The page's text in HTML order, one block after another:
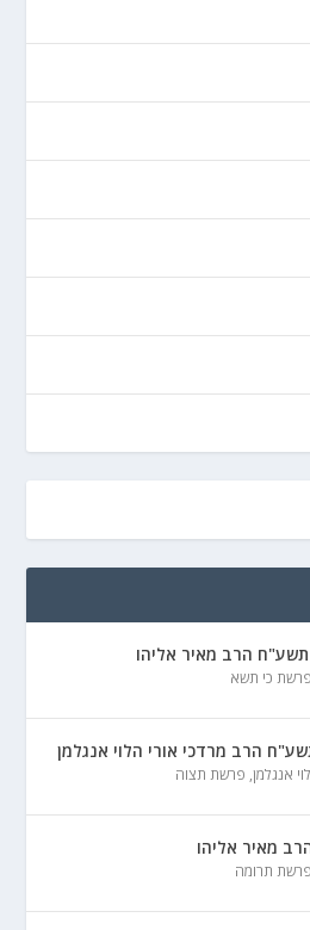
הרב מאיר אליהו
פרשת כי תשא
הרב מרדכי אורי הלוי אנגלמן
אנגלמן, פרשת תצוה
מאיר אליהו
פרשת תרומה